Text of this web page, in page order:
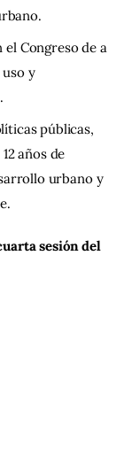
el Congreso de a
y
públicas,
años de
urbano y
sesión del